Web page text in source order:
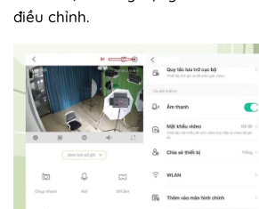
điều chỉnh.